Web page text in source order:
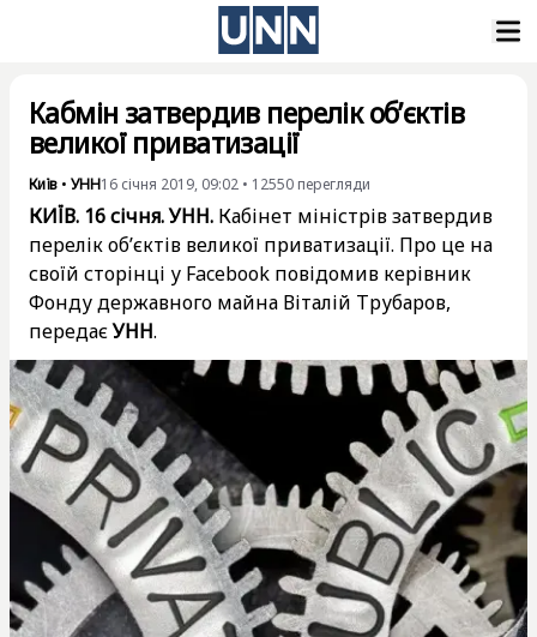
Кабмін затвердив перелік об’єктів
великої приватизації
Київ • УНН16 січня 2019, 09:02 • 12550 перегляди
КИЇВ. 16 січня. УНН. Кабінет міністрів затвердив
перелік об’єктів великої приватизації. Про це на
своїй сторінці у Facebook повідомив керівник
Фонду державного майна Віталій Трубаров,
передаєУНН.